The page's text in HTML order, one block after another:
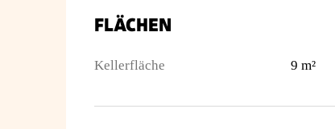
FLÄCHEN
Kellerfläche 9 m²